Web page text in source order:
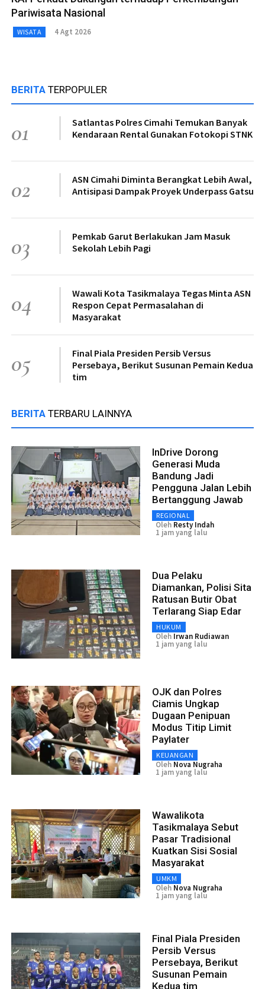
Pariwisata Nasional
WISATA 4 Agt 2026
BERITA TERPOPULER
01
Satlantas Polres Cimahi Temukan Banyak
Kendaraan Rental Gunakan Fotokopi STNK
02
ASN Cimahi Diminta Berangkat Lebih Awal,
Antisipasi Dampak Proyek Underpass Gatsu
03
Pemkab Garut Berlakukan Jam Masuk
Sekolah Lebih Pagi
04
Wawali Kota Tasikmalaya Tegas Minta ASN
Respon Cepat Permasalahan di
Masyarakat
05
Final Piala Presiden Persib Versus
Persebaya, Berikut Susunan Pemain Kedua
tim
BERITA TERBARU LAINNYA
InDrive Dorong
Generasi Muda
Bandung Jadi
Pengguna Jalan Lebih
Bertanggung Jawab
REGIONAL
Oleh Resty Indah
1 jam yang lalu
Dua Pelaku
Diamankan, Polisi Sita
Ratusan Butir Obat
Terlarang Siap Edar
HUKUM
Oleh Irwan Rudiawan
1 jam yang lalu
OJK dan Polres
Ciamis Ungkap
Dugaan Penipuan
Modus Titip Limit
Paylater
KEUANGAN
Oleh Nova Nugraha
1 jam yang lalu
Wawalikota
Tasikmalaya Sebut
Pasar Tradisional
Kuatkan Sisi Sosial
Masyarakat
UMKM
Oleh Nova Nugraha
1 jam yang lalu
Final Piala Presiden
Persib Versus
Persebaya, Berikut
Susunan Pemain
Kedua tim